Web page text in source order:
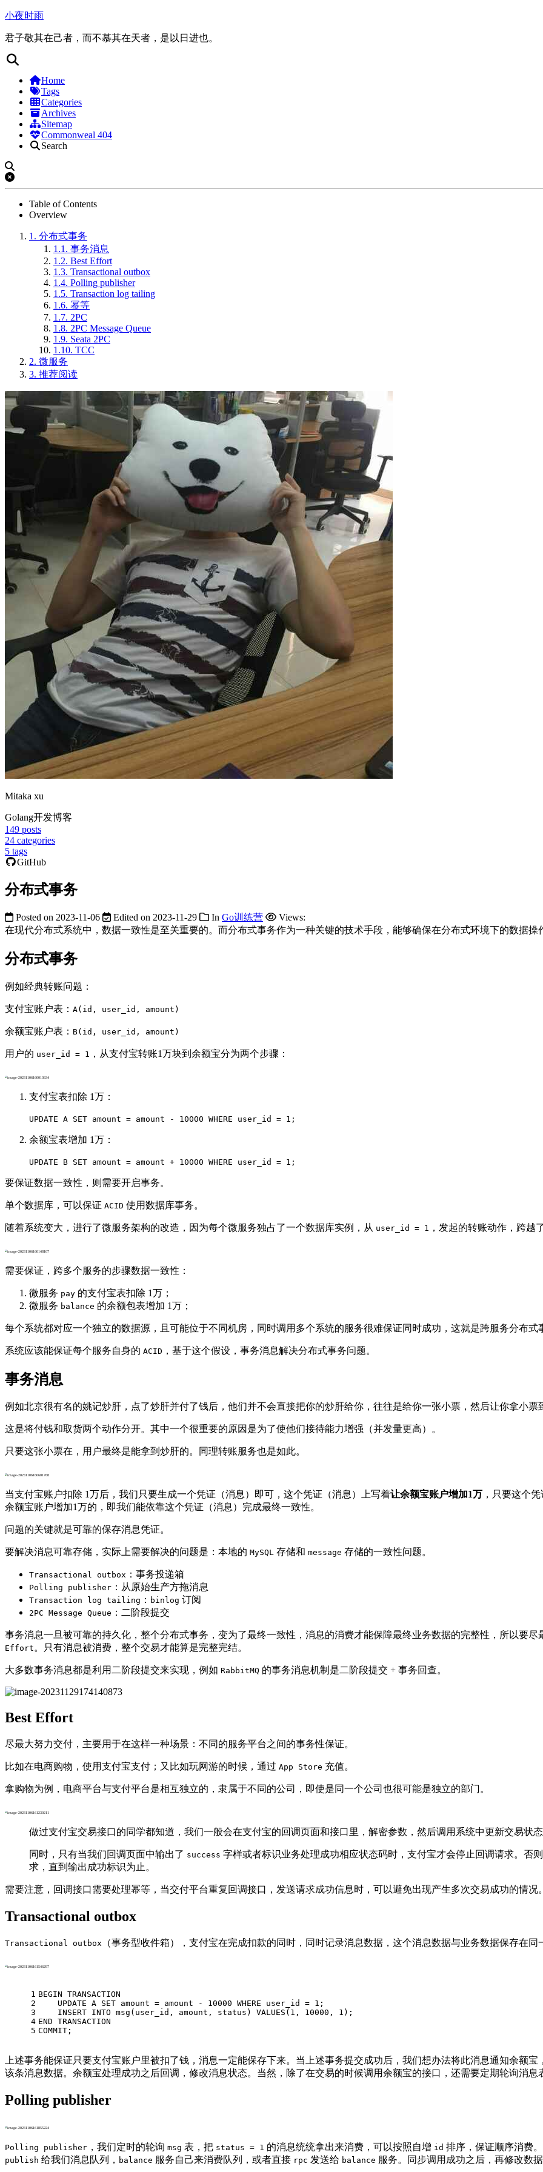
小夜时雨
君子敬其在己者，而不慕其在天者，是以日进也。
Home
Tags
Categories
Archives
Sitemap
Commonweal 404
Search
Table of Contents
Overview
1. 分布式事务
1.1. 事务消息
1.2. Best Effort
1.3. Transactional outbox
1.4. Polling publisher
1.5. Transaction log tailing
1.6. 幂等
1.7. 2PC
1.8. 2PC Message Queue
1.9. Seata 2PC
1.10. TCC
2. 微服务
3. 推荐阅读
Mitaka xu
Golang开发博客
149 posts
24 categories
5 tags
GitHub
分布式事务
Posted on 2023-11-06 Edited on 2023-11-29 In Go训练营
Views:
在现代分布式系统中，数据一致性是至关重要的。而分布式事务作为一种关键的技术手段，能够确保在分布式环境下的数据操
分布式事务
例如经典转账问题：
支付宝账户表： A(id, user_id, amount)
余额宝账户表： B(id, user_id, amount)
用户的 user_id = 1 ，从支付宝转账1万块到余额宝分为两个步骤：
支付宝表扣除 1万：
UPDATE A SET amount = amount - 10000 WHERE user_id = 1;
余额宝表增加 1万：
UPDATE B SET amount = amount + 10000 WHERE user_id = 1;
要保证数据一致性，则需要开启事务。
单个数据库，可以保证 ACID 使用数据库事务。
随着系统变大，进行了微服务架构的改造，因为每个微服务独占了一个数据库实例，从 user_id = 1 ，发起的转账动作，跨越
需要保证，跨多个服务的步骤数据一致性：
微服务 pay 的支付宝表扣除 1万；
微服务 balance 的余额包表增加 1万；
每个系统都对应一个独立的数据源，且可能位于不同机房，同时调用多个系统的服务很难保证同时成功，这就是跨服务分布式
系统应该能保证每个服务自身的 ACID ，基于这个假设，事务消息解决分布式事务问题。
事务消息
例如北京很有名的姚记炒肝，点了炒肝并付了钱后，他们并不会直接把你的炒肝给你，往往是给你一张小票，然后让你拿小票
这是将付钱和取货两个动作分开。其中一个很重要的原因是为了使他们接待能力增强（并发量更高）。
只要这张小票在，用户最终是能拿到炒肝的。同理转账服务也是如此。
当支付宝账户扣除 1万后，我们只要生成一个凭证（消息）即可，这个凭证（消息）上写着让余额宝账户增加1万 ，只要这个
余额宝账户增加1万的，即我们能依靠这个凭证（消息）完成最终一致性。
问题的关键就是可靠的保存消息凭证。
要解决消息可靠存储，实际上需要解决的问题是：本地的 MySQL 存储和 message 存储的一致性问题。
Transactional outbox ：事务投递箱
Polling publisher ：从原始生产方拖消息
Transaction log tailing ： binlog 订阅
2PC Message Queue ：二阶段提交
事务消息一旦被可靠的持久化，整个分布式事务，变为了最终一致性，消息的消费才能保障最终业务数据的完整性，所以要尽
Effort。只有消息被消费，整个交易才能算是完整完结。
大多数事务消息都是利用二阶段提交来实现，例如 RabbitMQ 的事务消息机制是二阶段提交 + 事务回查。
Best Effort
尽最大努力交付，主要用于在这样一种场景：不同的服务平台之间的事务性保证。
比如在电商购物，使用支付宝支付；又比如玩网游的时候，通过 App Store 充值。
拿购物为例，电商平台与支付平台是相互独立的，隶属于不同的公司，即使是同一个公司也很可能是独立的部门。
做过支付宝交易接口的同学都知道，我们一般会在支付宝的回调页面和接口里，解密参数，然后调用系统中更新交易状
同时，只有当我们回调页面中输出了 success 字样或者标识业务处理成功相应状态码时，支付宝才会停止回调请求。否
求，直到输出成功标识为止。
需要注意，回调接口需要处理幂等，当交付平台重复回调接口，发送请求成功信息时，可以避免出现产生多次交易成功的情况。
Transactional outbox
Transactional outbox （事务型收件箱），支付宝在完成扣款的同时，同时记录消息数据，这个消息数据与业务数据保存在
1
2
3
4
5
BEGIN TRANSACTION
UPDATE A SET amount = amount - 10000 WHERE user_id = 1 ;
INSERT INTO msg(user_id, amount, status) VALUES ( 1 , 10000 , 1 );
END TRANSACTION
COMMIT ;
上述事务能保证只要支付宝账户里被扣了钱，消息一定能保存下来。当上述事务提交成功后，我们想办法将此消息通知余额
该条消息数据。余额宝处理成功之后回调，修改消息状态。当然，除了在交易的时候调用余额宝的接口，还需要定期轮询消息
Polling publisher
Polling publisher ，我们定时的轮询 msg 表，把 status = 1 的消息统统拿出来消费，可以按照自增 id 排序，保证顺序消费
publish 给我们消息队列， balance 服务自己来消费队列，或者直接 rpc 发送给 balance 服务。同步调用成功之后，再修改数